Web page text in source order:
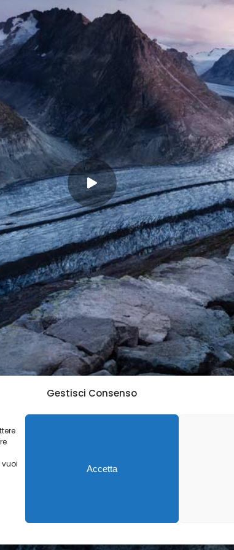
Gestisci Consenso
vuoi
Accetta